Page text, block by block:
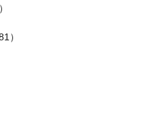
）